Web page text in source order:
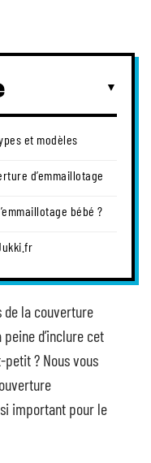
et modèles
d’emmaillotage
bébé ?
de la couverture
d’inclure cet
? Nous vous
important pour le